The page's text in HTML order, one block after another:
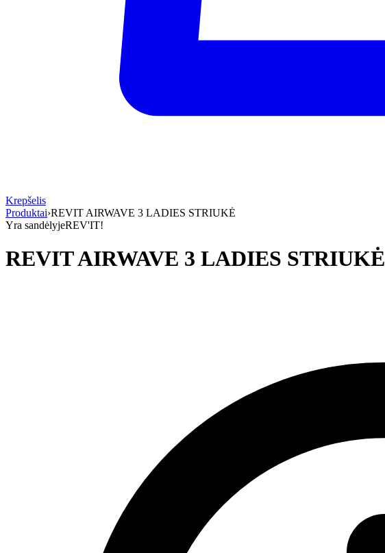
Krepšelis
Produktai›REVIT AIRWAVE 3 LADIES STRIUKĖ
Yra sandėlyjeREV'IT!
REVIT AIRWAVE 3 LADIES STRIUKĖ